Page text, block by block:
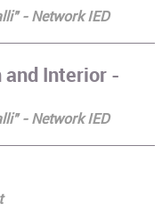
- Network IED
and Interior -
- Network IED